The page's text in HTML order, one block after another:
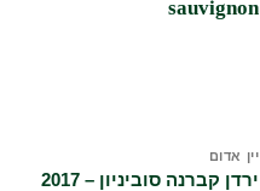
יין אדום
ירדן קברנה סוביניון – 2017